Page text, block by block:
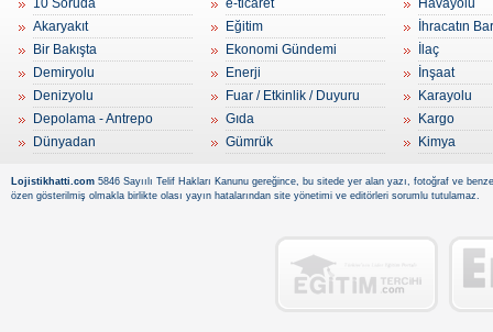
10 Soruda
Akaryakıt
Bir Bakışta
Demiryolu
Denizyolu
Depolama - Antrepo
Dünyadan
e-ticaret
Eğitim
Ekonomi Gündemi
Enerji
Fuar / Etkinlik / Duyuru
Gıda
Gümrük
Havayolu
İhracatın
İlaç
İnşaat
Karayolu
Kargo
Kimya
Lojistikhatti.com 5846 Sayıılı Telif Hakları Kanunu gereğince, bu sitede yer alan yazı, fotoğraf ve
özen gösterilmiş olmakla birlikte olası yayın hatalarından site yönetimi ve editörleri sorumlu tutulamaz.